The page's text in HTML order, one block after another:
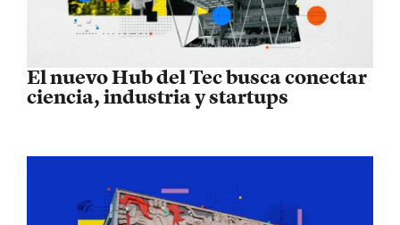
El nuevo Hub del Tec busca conectar
ciencia, industria y startups